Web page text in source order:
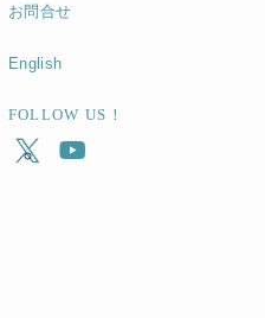
お問合せ
English
FOLLOW US！